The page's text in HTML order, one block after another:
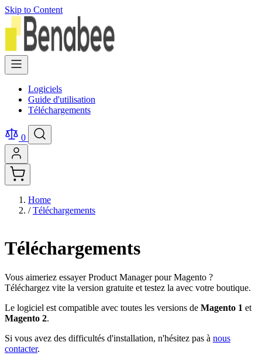
Skip to Content
Logiciels
Guide d'utilisation
Téléchargements
0
Home
/ Téléchargements
Téléchargements
Vous aimeriez essayer Product Manager pour Magento ?
Téléchargez vite la version gratuite et testez la avec votre boutique.
Le logiciel est compatible avec toutes les versions de Magento 1 et
Magento 2.
Si vous avez des difficultés d'installation, n'hésitez pas à nous
contacter.